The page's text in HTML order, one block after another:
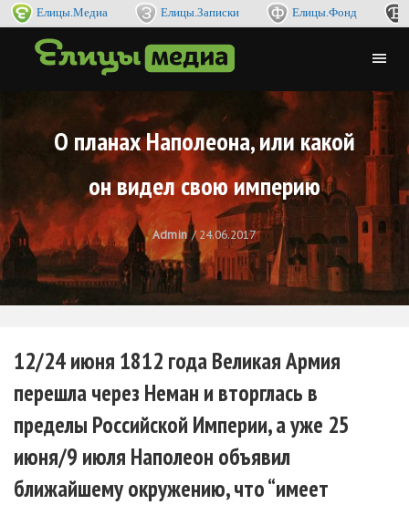
Елицы.Медиа Елицы.Записки Елицы.Фонд
О планах Наполеона, или какой
он видел свою империю
Admin 24.06.2017
12/24 июня 1812 года Великая Армия
перешла через Неман и вторглась в
пределы Российской Империи, а уже 25
июня/9 июля Наполеон объявил
ближайшему окружению, что “имеет